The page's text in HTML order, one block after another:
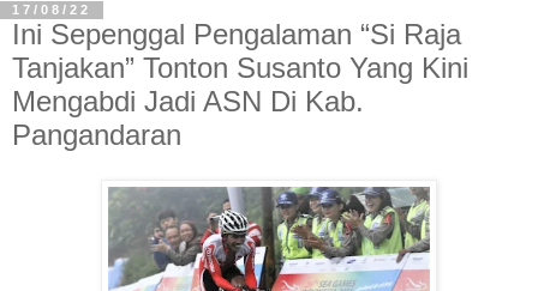
17/08/22
Ini Sepenggal Pengalaman “Si Raja
Tanjakan” Tonton Susanto Yang Kini
Mengabdi Jadi ASN Di Kab.
Pangandaran